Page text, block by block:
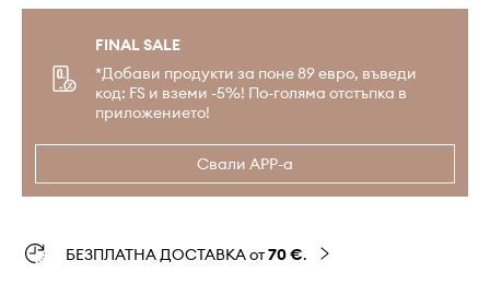
FINAL SALE
*Добави продукти за поне 89 евро, въведи
код: FS и вземи -5%! По-голяма отстъпка в
приложението!
Свали APP-а
БЕЗПЛАТНА ДОСТАВКА от70 €.